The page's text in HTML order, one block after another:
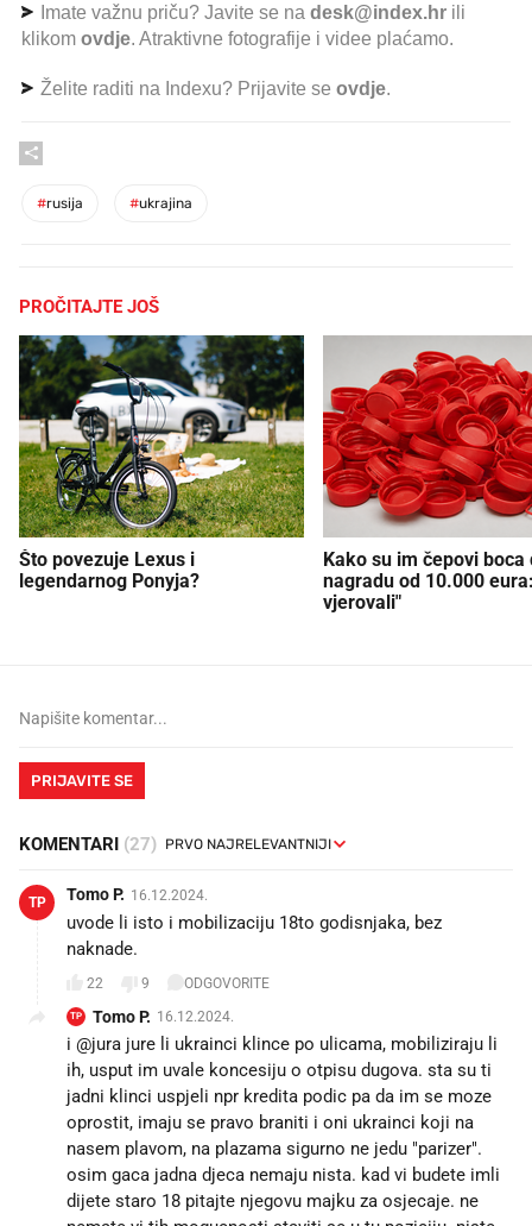
Imate važnu priču? Javite se na desk@index.hr ili
klikom ovdje. Atraktivne fotografije i videe plaćamo.
Želite raditi na Indexu? Prijavite se ovdje.
#rusija #ukrajina
PROČITAJTE JOŠ
Što povezuje Lexus i
legendarnog Ponyja?
Kako su im čepovi boca
nagradu od 10.000
vjerovali"
PRIJAVITE SE
KOMENTARI (27)
TP Tomo P. 16.12.2024.
uvode li isto i mobilizaciju 18to godisnjaka, bez
naknade.
22 9 ODGOVORITE
TP Tomo P. 16.12.2024.
i @jura jure li ukrainci klince po ulicama, mobiliziraju li
ih, usput im uvale koncesiju o otpisu dugova. sta su ti
jadni klinci uspjeli npr kredita podic pa da im se moze
oprostit, imaju se pravo braniti i oni ukrainci koji na
nasem plavom, na plazama sigurno ne jedu "parizer".
osim gaca jadna djeca nemaju nista. kad vi budete imli
dijete staro 18 pitajte njegovu majku za osjecaje. ne